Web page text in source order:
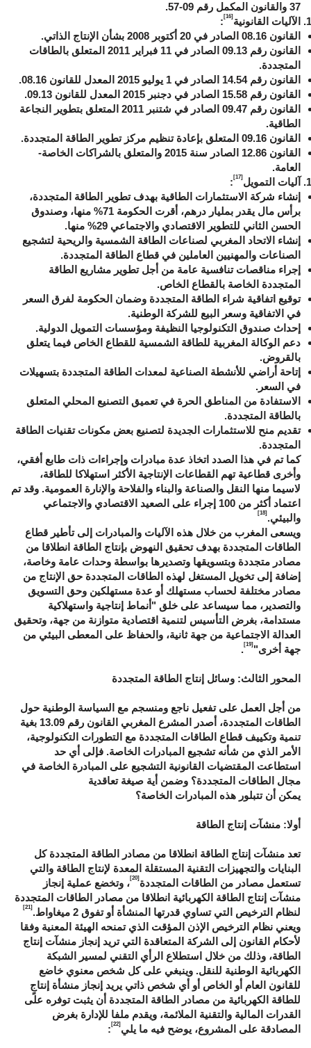
37 والقانون المكمل رقم 09-57.
الآليات القانونية[16]
:
القانون 08.16 الصادر في 20 أكتوبر 2008 بشأن الإنتاج الذاتي.
القانون رقم 09.13 الصادر في 11 فبراير 2011 المتعلق بالطاقات
المتجددة.
القانون رقم 14.54 الصادر في 1 يوليو 2015 المعدل للقانون 08.16.
القانون رقم 15.58 الصادر في دجنبر 2015 المعدل للقانون 09.13.
القانون رقم 09.47 الصادر في شتنبر 2011 المتعلق بتطوير النجاعة
الطاقية.
القانون 09.16 المتعلق بإعادة تنظيم مركز تطوير الطاقة المتجددة.
القانون 12.86 الصادر سنة 2015 والمتعلق بالشراكات الخاصة-
العامة.
آليات التمويل[17]
:
إنشاء شركة الاستثمارات الطاقية بهدف تطوير الطاقة المتجددة،
برأس مال يقدر بمليار درهم، أقرت الحكومة 71% منها، وصندوق
الحسن الثاني للتطوير الاقتصادي والاجتماعي 29% منها.
إنشاء الاتحاد المغربي لصناعات الطاقة الشمسية والريحية لتشجيع
الصناعات والمهنيين العاملين في قطاع الطاقة المتجددة.
إجراء مناقصات تنافسية عامة من أجل تطوير مشاريع الطاقة
المتجددة الخاصة بالقطاع الخاص.
توقيع اتفاقية شراء الطاقة المتجددة وضمان الحكومة لفرق السعر
في الاتفاقية وسعر البيع للشركة الوطنية.
إحداث صندوق التكنولوجيا النظيفة ومؤسسات التمويل الدولية.
دعم الوكالة المغربية للطاقة الشمسية للقطاع الخاص فيما يتعلق
بالقروض.
إتاحة أراضي للأنشطة الصناعية لمعدات الطاقة المتجددة بتسهيلات
في السعر.
الاستفادة من المناطق الحرة في تعميق التصنيع المحلي المتعلق
بالطاقة المتجددة.
تقديم منح للاستثمارات الجديدة لتصنيع بعض مكونات تقنيات الطاقة
المتجددة.
كما تم في هذا الصدد اتخاذ عدة مبادرات وإجراءات ذات طابع أفقي،
وأخرى قطاعية تهم القطاعات الإنتاجية الأكثر استهلاكا للطاقة،
لاسيما منها النقل والصناعة والبناء والفلاحة والإنارة العمومية. وقد تم
اعتماد أكثر من 100 إجراء على الصعيد الاقتصادي والاجتماعي
والبيئي.[18]
ويسعى المغرب من خلال هذه الآليات والمبادرات إلى تأطير قطاع
الطاقات المتجددة بهدف تحقيق النهوض بإنتاج الطاقة انطلاقا من
مصادر متجددة وبتسويقها وتصديرها بواسطة وحدات عامة وخاصة،
إضافة إلى تخويل المستغل لهذه الطاقات المتجددة حق الإنتاج من
مصادر مختلفة لحساب مستهلك أو عدة مستهلكين وحق التسويق
والتصدير، مما سيساعد على خلق "أنماط إنتاجية واستهلاكية
مستدامة، بغرض التأسيس لتنمية اقتصادية متوازنة من جهة، وتحقيق
العدالة الاجتماعية من جهة ثانية، والحفاظ على المعطى البيئي من
جهة أخرى"[19]
.
المحور الثالث: وسائل إنتاج الطاقة المتجددة
من أجل العمل على تفعيل ناجع ومنسجم مع السياسة الوطنية حول
الطاقات المتجددة، أصدر المشرع المغربي القانون رقم 13.09 بغية
تنمية وتكييف قطاع الطاقات المتجددة مع التطورات التكنولوجية،
الأمر الذي من شأنه تشجيع المبادرات الخاصة. فإلى أي حد
استطاعت المقتضيات القانونية التشجيع على المبادرة الخاصة في
مجال الطاقات المتجددة؟ وضمن أية صيغة تعاقدية
يمكن أن تتبلور هذه المبادرات الخاصة؟
أولا: منشآت إنتاج الطاقة
تعد منشآت إنتاج الطاقة انطلاقا من مصادر الطاقة المتجددة كل
البنايات والتجهيزات التقنية المستقلة المعدة لإنتاج الطاقة والتي
تستعمل مصادر من الطاقات المتجددة[20]، وتخضع عملية إنجاز
منشآت إنتاج الطاقة الكهربائية انطلاقا من مصادر الطاقات المتجددة
لنظام الترخيص التي تساوي قدرتها المنشأة أو تفوق 2 ميغاواط.
[21]
ويعني نظام الترخيص الإذن المؤقت الذي تمنحه الهيئة المعنية وفقا
لأحكام القانون إلى الشركة المتعاقدة التي تريد إنجاز منشآت إنتاج
الطاقة، وذلك من خلال استطلاع الرأي التقني لمسير الشبكة
الكهربائية الوطنية للنقل. وينبغي على كل شخص معنوي خاضع
للقانون العام أو الخاص أو أي شخص ذاتي يريد إنجاز منشأة إنتاجٍ
للطاقة الكهربائية من مصادر الطاقة المتجددة أن يثبت توفره على
القدرات المالية والتقنية الملائمة، ويقدم ملفا للإدارة بغرض
المصادقة على المشروع، يوضح فيه ما يلي[22]
: